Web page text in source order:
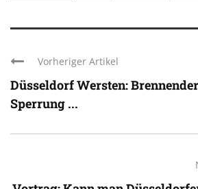
Vorheriger Artikel
Düsseldorf Wersten:
Sperrung ...